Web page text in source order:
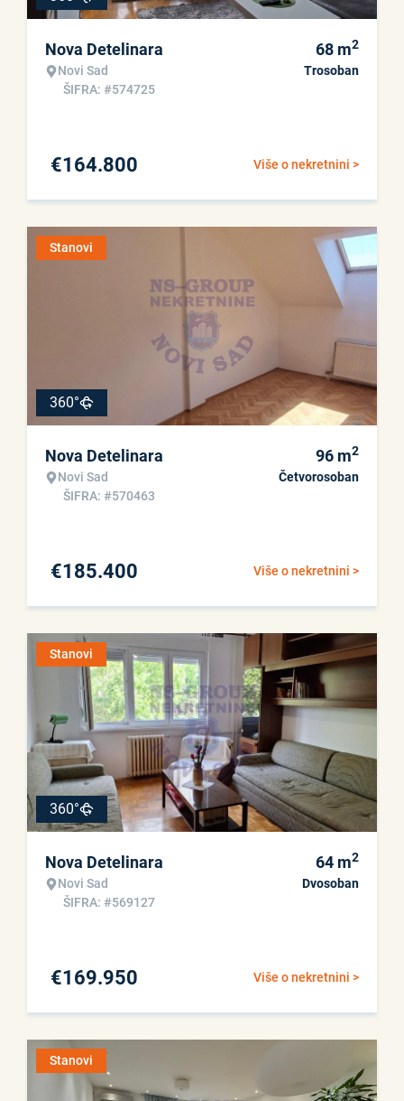
Nova Detelinara
Novi Sad
ŠIFRA: #574725
68 m2
Trosoban
Više o nekretnini >
€164.800
Stanovi
360°
Nova Detelinara
Novi Sad
ŠIFRA: #570463
96 m2
Četvorosoban
Više o nekretnini >
€185.400
Stanovi
360°
Nova Detelinara
Novi Sad
ŠIFRA: #569127
64 m2
Dvosoban
Više o nekretnini >
€169.950
Stanovi